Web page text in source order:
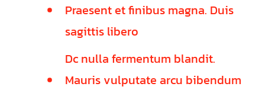
Praesent et finibus magna. Duis
sagittis libero
Dc nulla fermentum blandit.
Mauris vulputate arcu bibendum